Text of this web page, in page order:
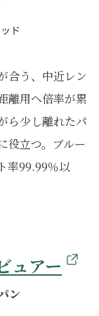
ッド
合う、中近レン
離用へ倍率が累
ら少し離れたパ
役立つ。ブルー
率99.99％以
ュアー
ン